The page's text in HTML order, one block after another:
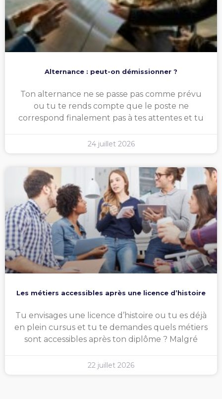
Alternance : peut-on démissionner ?
Ton alternance ne se passe pas comme prévu
ou tu te rends compte que le poste ne
correspond finalement pas à tes attentes et tu
24 juillet 2026
Les métiers accessibles après une licence d’histoire
Tu envisages une licence d’histoire ou tu es déjà
en plein cursus et tu te demandes quels métiers
sont accessibles après ton diplôme ? Malgré
22 juillet 2026